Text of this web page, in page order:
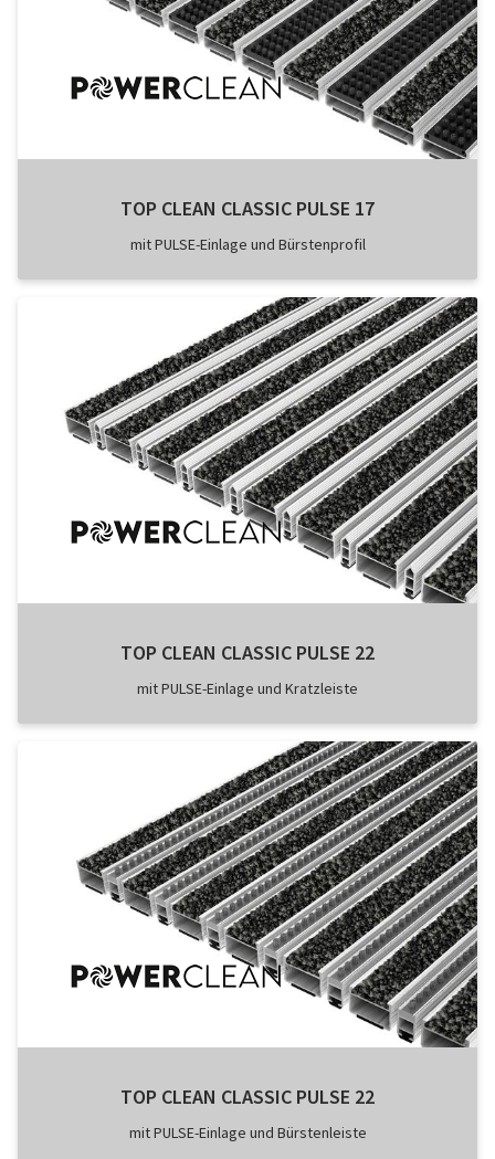
TOP CLEAN CLASSIC PULSE 17
mit PULSE-Einlage und Bürstenprofil
TOP CLEAN CLASSIC PULSE 22
mit PULSE-Einlage und Kratzleiste
TOP CLEAN CLASSIC PULSE 22
mit PULSE-Einlage und Bürstenleiste